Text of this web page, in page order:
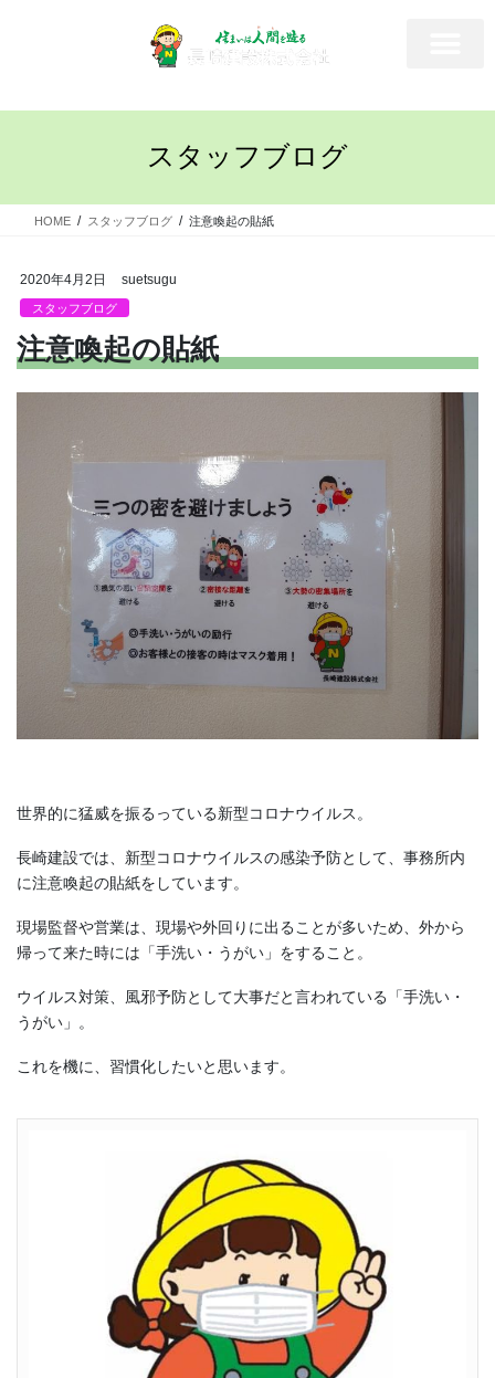
スタッフブログ
HOME スタッフブログ 注意喚起の貼紙
2020年4月2日 suetsugu
スタッフブログ
注意喚起の貼紙
世界的に猛威を振るっている新型コロナウイルス。
長崎建設では、新型コロナウイルスの感染予防として、事務所内
に注意喚起の貼紙をしています。
現場監督や営業は、現場や外回りに出ることが多いため、外から
帰って来た時には「手洗い・うがい」をすること。
ウイルス対策、風邪予防として大事だと言われている「手洗い・
うがい」。
これを機に、習慣化したいと思います。